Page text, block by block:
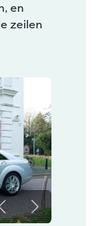
en
zeilen
VorigeVolgende